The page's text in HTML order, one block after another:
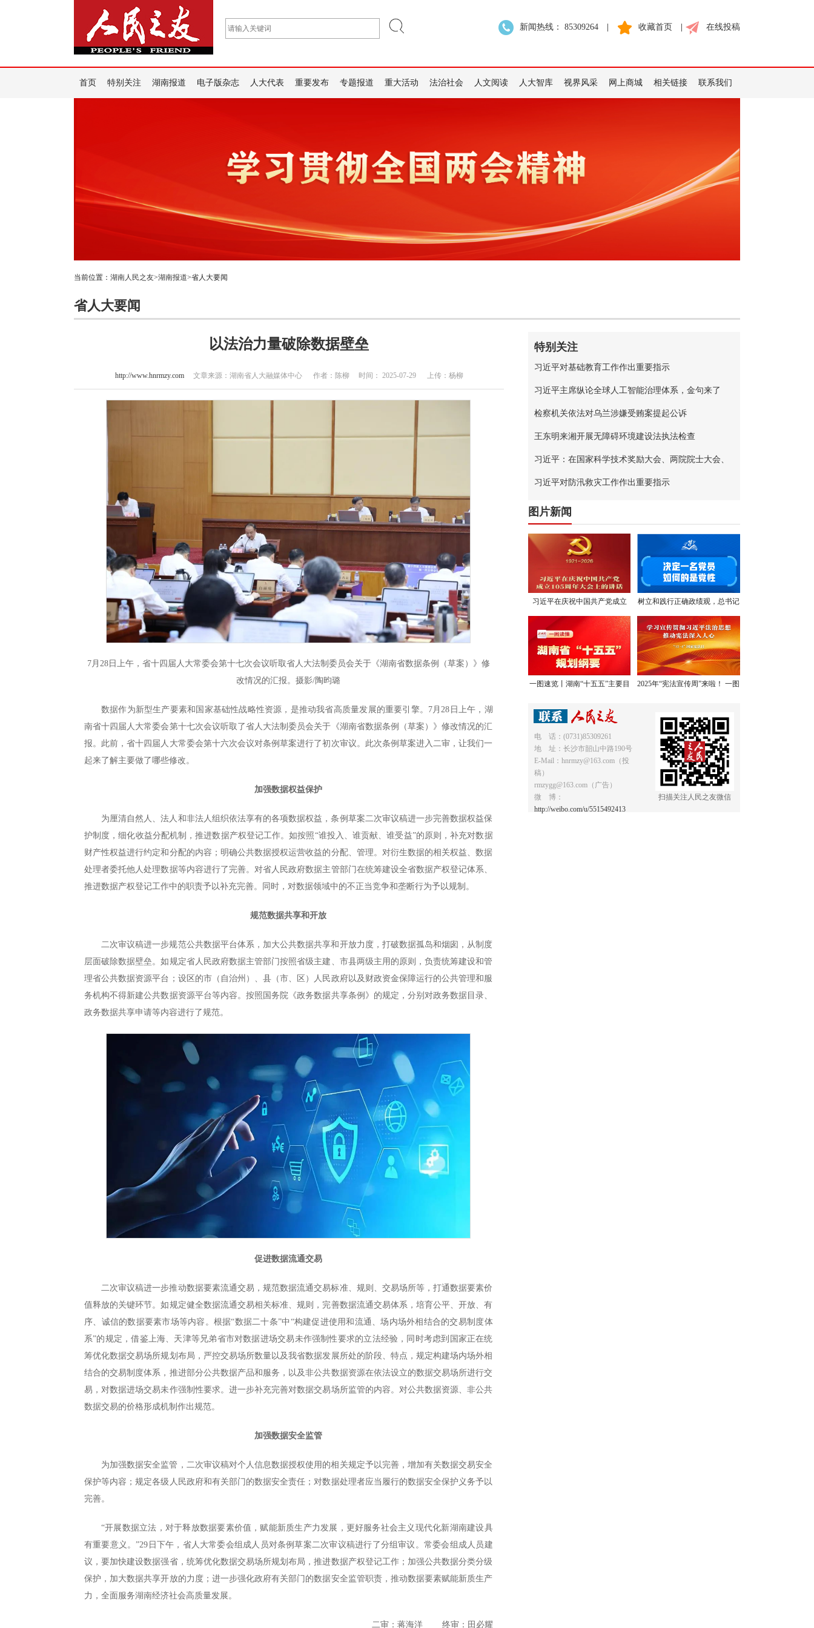
新闻热线： 85309264 收藏首页 在线投稿
首页 特别关注 湖南报道 电子版杂志 人大代表 重要发布 专题报道 重大活动 法治社会 人文阅读 人大智库 视界风采 网上商城 相关链接 联系我们
当前位置： 湖南人民之友>湖南报道>省人大要闻
省人大要闻
以法治力量破除数据壁垒
http://www.hnrmzy.com文章来源：湖南省人大融媒体中心 作者：陈柳 时间： 2025-07-29 上传：杨柳
7月28日上午，省十四届人大常委会第十七次会议听取省人大法制委员会关于《湖南省数据条例（草案）》修
改情况的汇报。摄影/陶昀璐
数据作为新型生产要素和国家基础性战略性资源，是推动我省高质量发展的重要引擎。7月28日上午，湖
南省十四届人大常委会第十七次会议听取了省人大法制委员会关于《湖南省数据条例（草案）》修改情况的汇
报。此前，省十四届人大常委会第十六次会议对条例草案进行了初次审议。此次条例草案进入二审，让我们一
起来了解主要做了哪些修改。
加强数据权益保护
为厘清自然人、法人和非法人组织依法享有的各项数据权益，条例草案二次审议稿进一步完善数据权益保
护制度，细化收益分配机制，推进数据产权登记工作。如按照“谁投入、谁贡献、谁受益”的原则，补充对数据
财产性权益进行约定和分配的内容；明确公共数据授权运营收益的分配、管理。对衍生数据的相关权益、数据
处理者委托他人处理数据等内容进行了完善。对省人民政府数据主管部门在统筹建设全省数据产权登记体系、
推进数据产权登记工作中的职责予以补充完善。同时，对数据领域中的不正当竞争和垄断行为予以规制。
规范数据共享和开放
二次审议稿进一步规范公共数据平台体系，加大公共数据共享和开放力度，打破数据孤岛和烟囱，从制度
层面破除数据壁垒。如规定省人民政府数据主管部门按照省级主建、市县两级主用的原则，负责统筹建设和管
理省公共数据资源平台；设区的市（自治州）、县（市、区）人民政府以及财政资金保障运行的公共管理和服
务机构不得新建公共数据资源平台等内容。按照国务院《政务数据共享条例》的规定，分别对政务数据目录、
政务数据共享申请等内容进行了规范。
促进数据流通交易
二次审议稿进一步推动数据要素流通交易，规范数据流通交易标准、规则、交易场所等，打通数据要素价
值释放的关键环节。如规定健全数据流通交易相关标准、规则，完善数据流通交易体系，培育公平、开放、有
序、诚信的数据要素市场等内容。根据“数据二十条”中“构建促进使用和流通、场内场外相结合的交易制度体
系”的规定，借鉴上海、天津等兄弟省市对数据进场交易未作强制性要求的立法经验，同时考虑到国家正在统
筹优化数据交易场所规划布局，严控交易场所数量以及我省数据发展所处的阶段、特点，规定构建场内场外相
结合的交易制度体系，推进部分公共数据产品和服务，以及非公共数据资源在依法设立的数据交易场所进行交
易，对数据进场交易未作强制性要求。进一步补充完善对数据交易场所监管的内容。对公共数据资源、非公共
数据交易的价格形成机制作出规范。
加强数据安全监管
为加强数据安全监管，二次审议稿对个人信息数据授权使用的相关规定予以完善，增加有关数据交易安全
保护等内容；规定各级人民政府和有关部门的数据安全责任；对数据处理者应当履行的数据安全保护义务予以
完善。
“开展数据立法，对于释放数据要素价值，赋能新质生产力发展，更好服务社会主义现代化新湖南建设具
有重要意义。”29日下午，省人大常委会组成人员对条例草案二次审议稿进行了分组审议。常委会组成人员建
议，要加快建设数据强省，统筹优化数据交易场所规划布局，推进数据产权登记工作；加强公共数据分类分级
保护，加大数据共享开放的力度；进一步强化政府有关部门的数据安全监管职责，推动数据要素赋能新质生产
力，全面服务湖南经济社会高质量发展。
二审：蒋海洋 终审：田必耀
特别关注
习近平对基础教育工作作出重要指示
习近平主席纵论全球人工智能治理体系，金句来了
检察机关依法对乌兰涉嫌受贿案提起公诉
王东明来湘开展无障碍环境建设法执法检查
习近平：在国家科学技术奖励大会、两院院士大会、
中国科协第十一次全国代表大会上的讲话
习近平对防汛救灾工作作出重要指示
图片新闻
习近平在庆祝中国共产党成立
105周年大会上的讲话，学金
句，悟深意！
树立和践行正确政绩观，总书记
提出明确要求
一图速览丨湖南“十五五”主要目
2025年“宪法宣传周”来啦！ 一图
电 话：(0731)85309261
地 址：长沙市韶山中路190号
E-Mail：hnrmzy@163.com（投
稿）
rmzygg@163.com（广告）
微 博：
http://weibo.com/u/5515492413
扫描关注人民之友微信